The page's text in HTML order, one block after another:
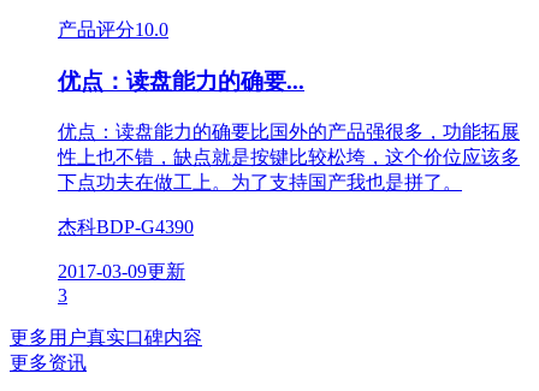
产品评分10.0
优点：读盘能力的确要...
优点：读盘能力的确要比国外的产品强很多，功能拓展
性上也不错，缺点就是按键比较松垮，这个价位应该多
下点功夫在做工上。为了支持国产我也是拼了。
杰科BDP-G4390
2017-03-09更新
3
更多用户真实口碑内容
更多资讯